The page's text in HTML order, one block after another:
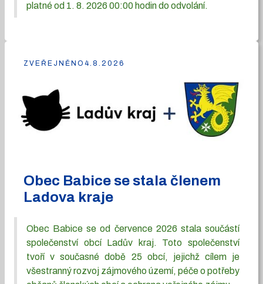
platné od 1. 8. 2026 00:00 hodin do odvolání.
Obec Babice se stala členem
Ladova kraje
Obec Babice se od července 2026 stala součástí
společenství obcí Ladův kraj. Toto společenství
tvoří v současné době 25 obcí, jejichž cílem je
všestranný rozvoj zájmového území, péče o potřeby
ZVEŘEJNĚNO 4.8.2026